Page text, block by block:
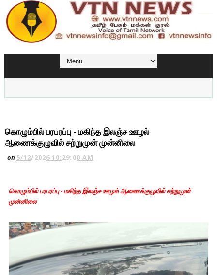
கொழும்பில் பரபரப்பு - மகிந்த இலஞ்ச ஊழல்
ஆணைக்குழுவில் சற்றுமுன் முன்னிலை
on 5/12/2026 10:29:00 AM
கொழும்பில் பரபரப்பு - மகிந்த இலஞ்ச ஊழல் ஆணைக்குழுவில் சற்றுமுன்
முன்னிலை